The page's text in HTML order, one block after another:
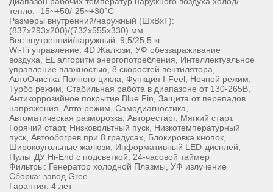
тепло: -15~+50/-25~+30°С
Размеры внутренний/наружный (ШхВхГ):
(837х293х200)/(732х555х330) мм
Вес внутренний/наружный: 9,5/25,5 кг
Wi-Fi управление, 4D Жалюзи, УФ обеззараживание
воздуха, EL алгоритм энергопотребления, Интеллектуальное
управление влажностью, 8 скоростей вентилятора,
АвтоОчистка Полного цикла, Функция I-Feel, Ночной режим,
Турбо режим, Стабильная работа в диапазоне от 130-265В,
Антикоррозийное покрытие Blue Fin, Защита от перепадов
напряжения, Авто режим, Самодиагностика,
Автоматическая разморозка, Авторестарт, Мягкий старт,
Горячий старт, Низковольтный пуск, Низкотемпературный
пуск, Автообогрев при 8 градусах, Блокировка кнопок,
Широкоугольные жалюзи, Информативный LED-дисплей,
Пульт ДУ Hi-End с подсветкой, 24-часовой таймер
Фильтры: Генератор холодной Плазмы, УФ излучение
Сборка: завод Gree
Гарантия: 4 лет